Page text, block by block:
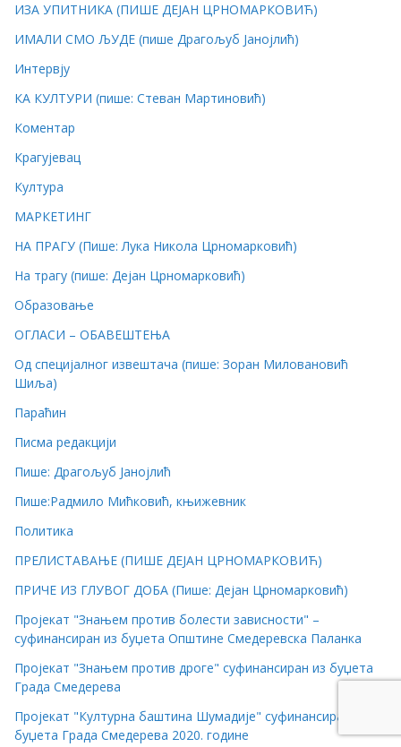
ИЗА УПИТНИКА (ПИШЕ ДЕЈАН ЦРНОМАРКОВИЋ)
ИМАЛИ СМО ЉУДЕ (пише Драгољуб Јанојлић)
Интервју
КА КУЛТУРИ (пише: Стеван Мартиновић)
Коментар
Крагујевац
Култура
МАРКЕТИНГ
НА ПРАГУ (Пише: Лука Никола Црномарковић)
На трагу (пише: Дејан Црномарковић)
Образовање
ОГЛАСИ – ОБАВЕШТЕЊА
Од специјалног извештача (пише: Зоран Миловановић
Шиља)
Параћин
Писма редакцији
Пише: Драгољуб Јанојлић
Пише:Радмило Мићковић, књижевник
Политика
ПРЕЛИСТАВАЊЕ (ПИШЕ ДЕЈАН ЦРНОМАРКОВИЋ)
ПРИЧЕ ИЗ ГЛУВОГ ДОБА (Пише: Дејан Црномарковић)
Пројекат "Знањем против болести зависности" –
суфинансиран из буџета Општине Смедеревска Паланка
Пројекат "Знањем против дроге" суфинансиран из буџета
Града Смедерева
Пројекат "Културна баштина Шумадије" суфинансиран је из
буџета Града Смедерева 2020. године